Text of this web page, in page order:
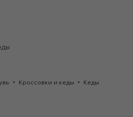
Кроссовки и кеды Кеды